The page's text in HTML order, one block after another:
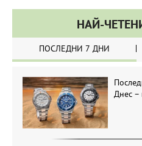
НАЙ-
ПОСЛЕДНИ 7 ДНИ
Днес –